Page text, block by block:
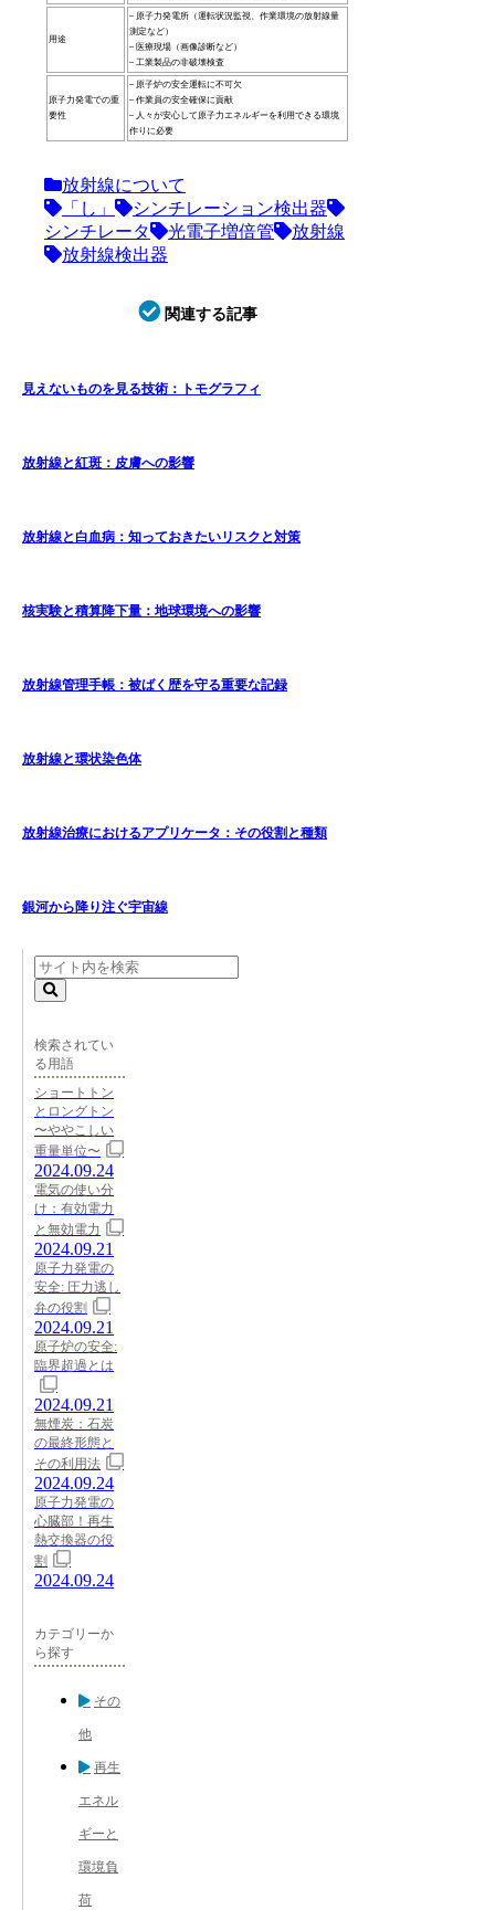
用途
– 原子力発電所（運転状況監視、作業環境の放射線量
測定など）
– 医療現場（画像診断など）
– 工業製品の非破壊検査
原子力発電での重
要性
– 原子炉の安全運転に不可欠
– 作業員の安全確保に貢献
– 人々が安心して原子力エネルギーを利用できる環境
作りに必要
放射線について
「し」
シンチレーション検出器
シンチレータ
光電子増倍管
放射線
放射線検出器
関連する記事
見えないものを見る技術：トモグラフィ
放射線と紅斑：皮膚への影響
放射線と白血病：知っておきたいリスクと対策
核実験と積算降下量：地球環境への影響
放射線管理手帳：被ばく歴を守る重要な記録
放射線と環状染色体
放射線治療におけるアプリケータ：その役割と種類
銀河から降り注ぐ宇宙線
検索されてい
る用語
ショートトン
とロングトン
〜ややこしい
重量単位〜
2024.09.24
電気の使い分
け：有効電力
と無効電力
2024.09.21
原子力発電の
安全: 圧力逃し
弁の役割
2024.09.21
原子炉の安全:
臨界超過とは
2024.09.21
無煙炭：石炭
の最終形態と
その利用法
2024.09.24
原子力発電の
心臓部！再生
熱交換器の役
割
2024.09.24
カテゴリーか
ら探す
その
他
再生
エネル
ギーと
環境負
荷